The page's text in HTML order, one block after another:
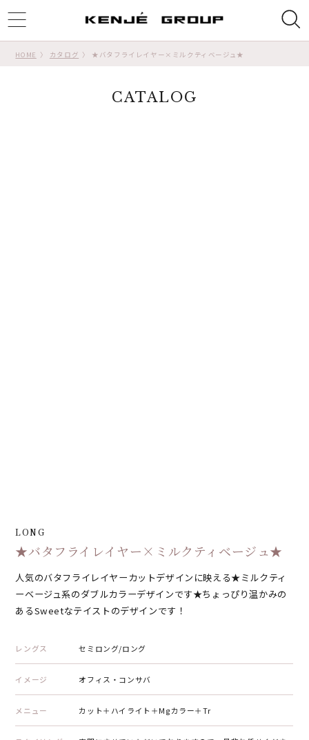
HOME カタログ ★バタフライレイヤー×ミルクティベージュ★
CATALOG
LONG
★バタフライレイヤー×ミルクティベージュ★
人気のバタフライレイヤーカットデザインに映える★ミルクティ
ーベージュ系のダブルカラーデザインです★ちょっぴり温かみの
あるSweetなテイストのデザインです！
レングス セミロング/ロング
イメージ オフィス・コンサバ
メニュー カット＋ハイライト＋Mgカラー＋Tr